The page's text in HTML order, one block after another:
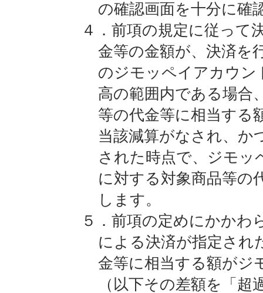
の確認画面を十分に確
４．前項の規定に従って
金等の金額が、決済を
のジモッペイアカウン
高の範囲内である場合
等の代金等に相当する
当該減算がなされ、か
された時点で、ジモッ
に対する対象商品等の
します。
５．前項の定めにかかわ
による決済が指定され
金等に相当する額がジ
（以下その差額を「